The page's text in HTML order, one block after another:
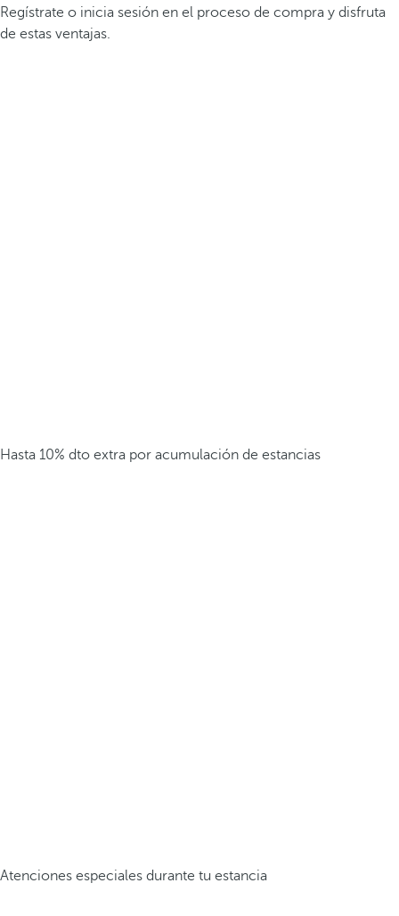
Regístrate o inicia sesión en el proceso de compra y disfruta
de estas ventajas.
Hasta 10% dto extra por acumulación de estancias
Atenciones especiales durante tu estancia